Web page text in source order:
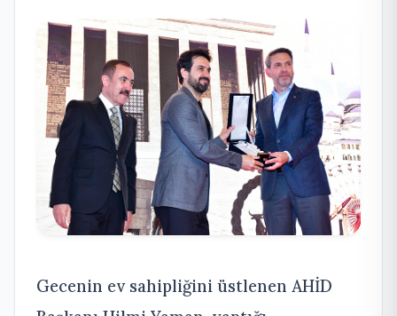
Gecenin ev sahipliğini üstlenen AHİD